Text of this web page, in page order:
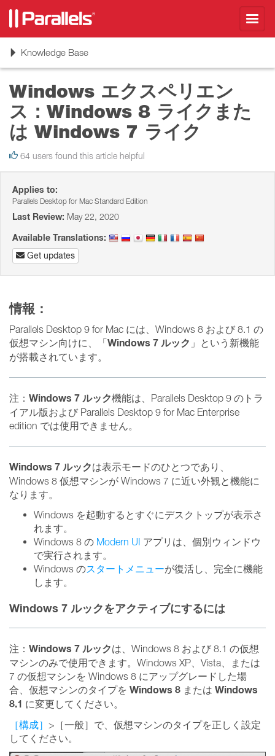
ToggleKnowledge Base
Windows エクスペリエン
ス：Windows 8 ライクまた
は Windows 7 ライク
64 users found this article helpful
Applies to:
Parallels Desktop for Mac Standard Edition
Last Review: May 22, 2020
Available Translations:
Get updates
情報：
Parallels Desktop 9 for Mac には、Windows 8 および 8.1 の
仮想マシン向けに、「Windows 7 ルック 」という新機能
が搭載されています。
注： Windows 7 ルック機能は、Parallels Desktop 9 のトラ
イアル版および Parallels Desktop 9 for Mac Enterprise
edition では使用できません。
Windows 7 ルックは表示モードのひとつであり、
Windows 8 仮想マシンが Windows 7 に近い外観と機能に
なります。
Windows を起動するとすぐにデスクトップが表示さ
れます。
Windows 8 の Modern UI アプリは、個別ウィンドウ
で実行されます。
Windows のスタートメニューが復活し、完全に機能
します。
Windows 7 ルックをアクティブにするには
注： Windows 7 ルックは、Windows 8 および 8.1 の仮想
マシンのみで使用できます。Windows XP、Vista、または
7 の仮想マシンを Windows 8 にアップグレードした場
合、仮想マシンのタイプを Windows 8 または Windows
8.1 に変更してください。
［構成］ >［一般］で、仮想マシンのタイプを正しく設定
してください。